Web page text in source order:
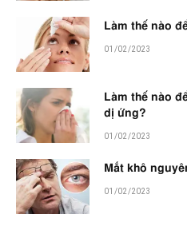
Làm thế nào
01/02/2023
Làm thế nào
dị ứng?
01/02/2023
Mắt khô
01/02/2023